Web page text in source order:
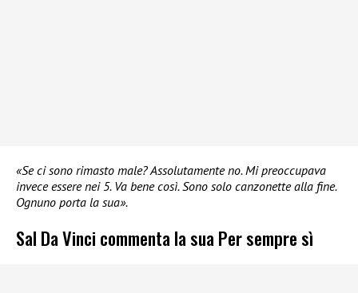
«Se ci sono rimasto male? Assolutamente no. Mi preoccupava
invece essere nei 5. Va bene così. Sono solo canzonette alla fine.
Ognuno porta la sua».
Sal Da Vinci commenta la sua Per sempre sì